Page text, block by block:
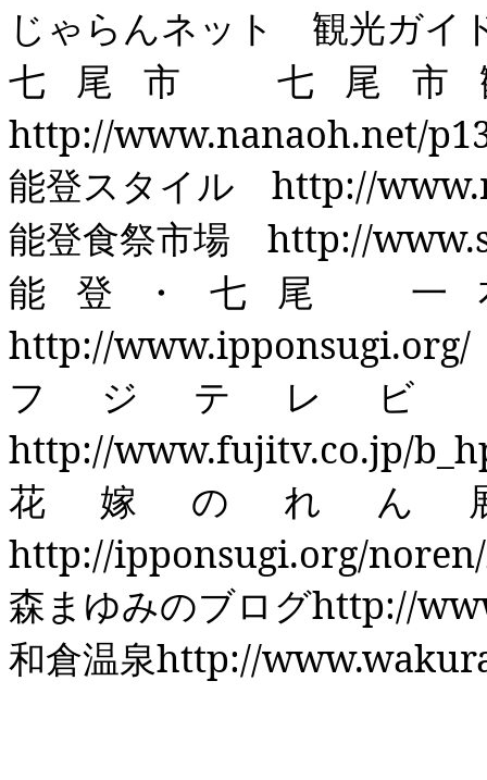
じゃらんネット 観光ガ
七尾市 七尾市
http://www.nanaoh.net/
能登スタイル http://
能登食祭市場 http://
能登・七尾 一
http://www.ipponsugi.org/
フジテレ
http://www.fujitv.co.jp/
花嫁のれ
http://ipponsugi.org/
森まゆみのブログhttp://
和倉温泉http://